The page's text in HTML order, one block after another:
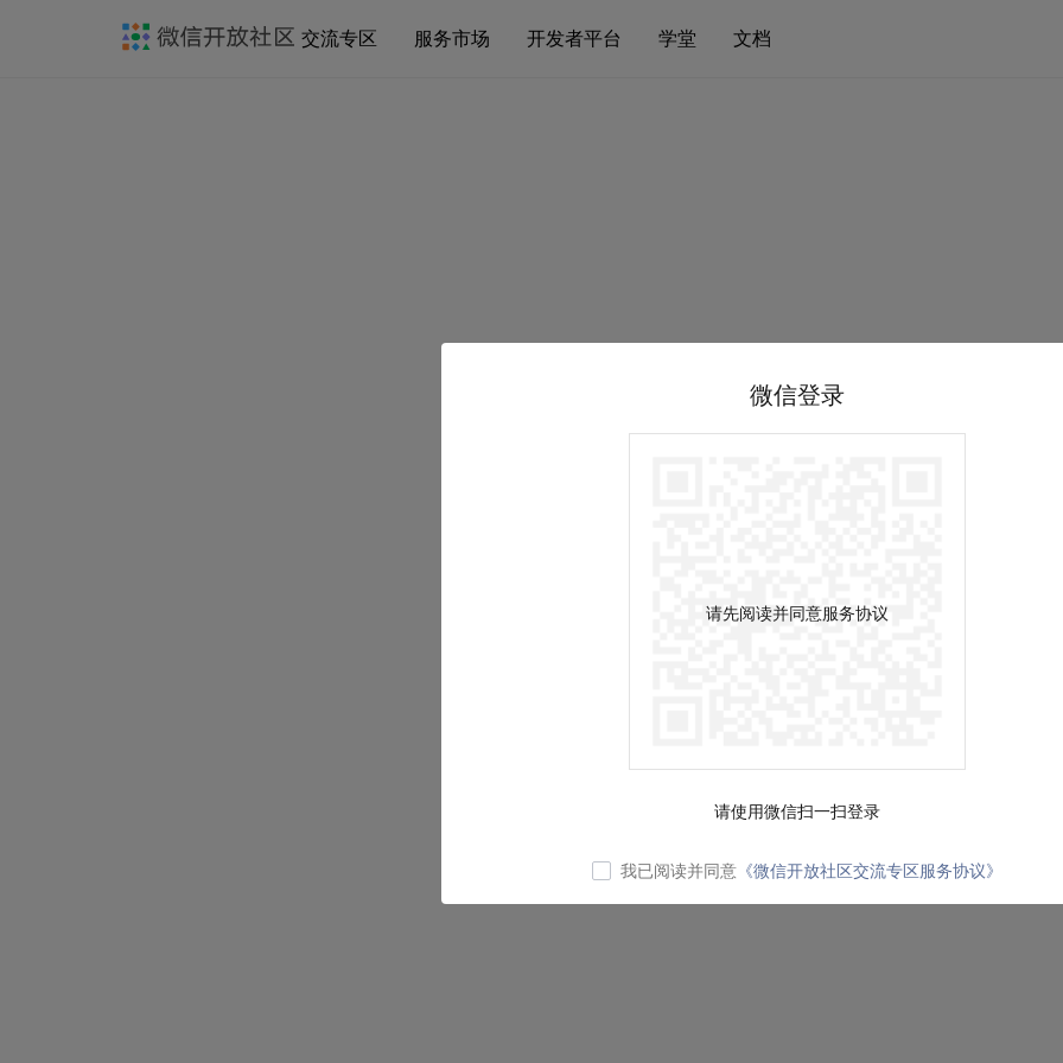
交流专区 服务市场 开发者平台 学堂 文档
微信登录
请先阅读并同意服务协议
请使用微信扫一扫登录
我已阅读并同意 《微信开放社区交流专区服务协议》